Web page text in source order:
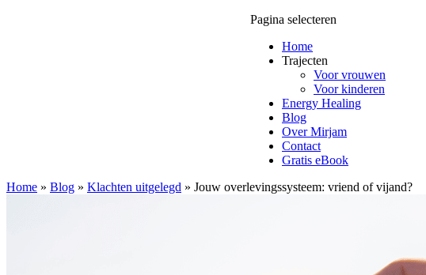
Pagina selecteren
Home
Trajecten
Voor vrouwen
Voor kinderen
Energy Healing
Blog
Over Mirjam
Contact
Gratis eBook
Home » Blog » Klachten uitgelegd » Jouw overlevingssysteem: vriend of vijand?